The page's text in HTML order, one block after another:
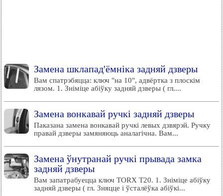
Замена шклапад'ёмніка задняй дзверы
Вам спатрэбяцца: ключ "на 10", адвёртка з плоскім
лязом. 1. Зніміце абіўку задняй дзверы ( гл....
Замена вонкавай ручкі задняй дзверы
Паказана замена вонкавай ручкі левых дзвярэй. Ручку
правай дзверы замяняюць аналагічна. Вам...
Замена ўнутранай ручкі прывада замка
задняй дзверы
Вам запатрабуецца ключ TORX T20. 1. Зніміце абіўку
задняй дзверы ( гл. Зняцце і ўсталёўка абіўкі...